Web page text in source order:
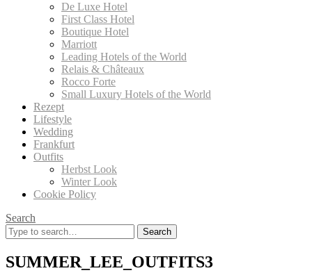
De Luxe Hotel
First Class Hotel
Boutique Hotel
Marriott
Leading Hotels of the World
Relais & Châteaux
Rocco Forte
Small Luxury Hotels of the World
Rezept
Lifestyle
Wedding
Frankfurt
Outfits
Herbst Look
Winter Look
Cookie Policy
Search
Search
for:
SUMMER_LEE_OUTFITS3